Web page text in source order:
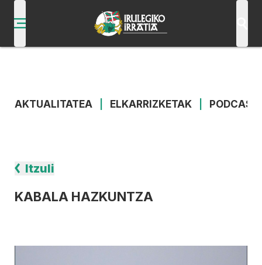
AKTUALITATEA ELKARRIZKETAK
Itzuli
KABALA HAZKUNTZA